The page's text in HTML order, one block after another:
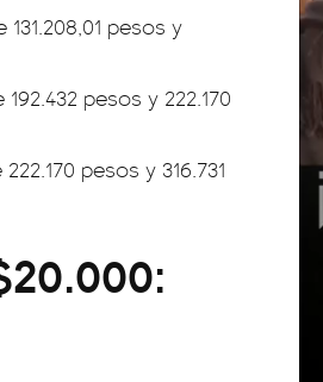
pesos y
pesos y 222.170
pesos y 316.731